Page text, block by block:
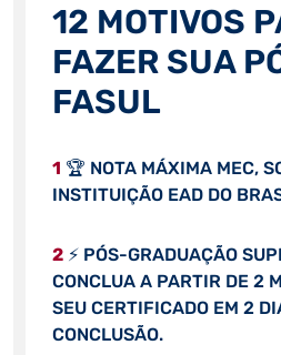
12 MOTIVOS
FAZER SUA
FASUL
1 🏆 NOTA MÁXIMA MEC,
INSTITUIÇÃO EAD DO
2⚡ PÓS-GRADUAÇÃO
CONCLUA A PARTIR DE 2
SEU CERTIFICADO EM 2
CONCLUSÃO.